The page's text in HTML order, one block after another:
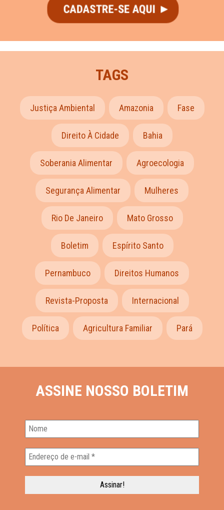
TAGS
Justiça Ambiental Amazonia Fase
Direito À Cidade Bahia
Soberania Alimentar Agroecologia
Segurança Alimentar Mulheres
Rio De Janeiro Mato Grosso
Boletim Espírito Santo
Pernambuco Direitos Humanos
Revista-Proposta Internacional
Política Agricultura Familiar Pará
ASSINE NOSSO BOLETIM